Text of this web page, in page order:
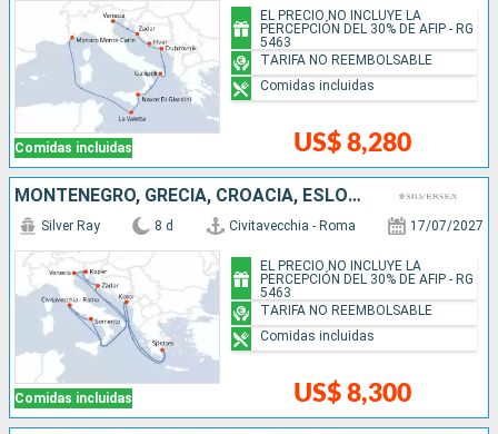
Comidas incluidas US$ 8,280
EL PRECIO NO INCLUYE LA
PERCEPCIÓN DEL 30% DE AFIP - RG
5463
TARIFA NO REEMBOLSABLE
Comidas incluidas
MONTENEGRO, GRECIA, CROACIA, ESLOVENIA, ITALIA
Comidas incluidas
Silver Ray 8 d Civitavecchia - Roma 17/07/2027
US$ 8,300
EL PRECIO NO INCLUYE LA
PERCEPCIÓN DEL 30% DE AFIP - RG
5463
TARIFA NO REEMBOLSABLE
Comidas incluidas